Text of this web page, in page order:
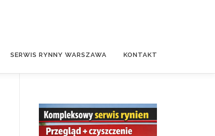
SERWIS RYNNY WARSZAWA KONTAKT